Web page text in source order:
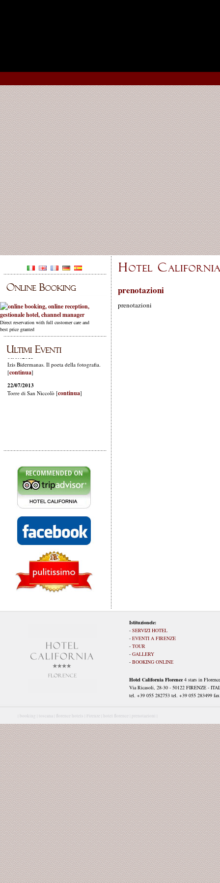
Direct reservation with full customer care and
best price granted
prenotazioni
prenotazioni
Istituzionele:
- SERVIZI HOTEL
- EVENTI A FIRENZE
- TOUR
- GALLERY
- BOOKING ONLINE
Hotel California Florence 4 stars in Florence
Via Ricasoli, 28-30 - 50122 FIRENZE -
tel. +39 055 282753 tel. +39 055 283499
booking | toscana | florence hotels | Firenze | hotel florence | prenotazioni |